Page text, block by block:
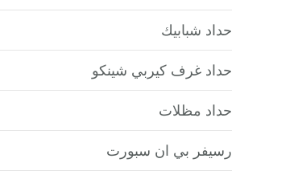
حداد شبابيك
حداد غرف كيربي شينكو
حداد مظلات
رسيفر بي ان سبورت